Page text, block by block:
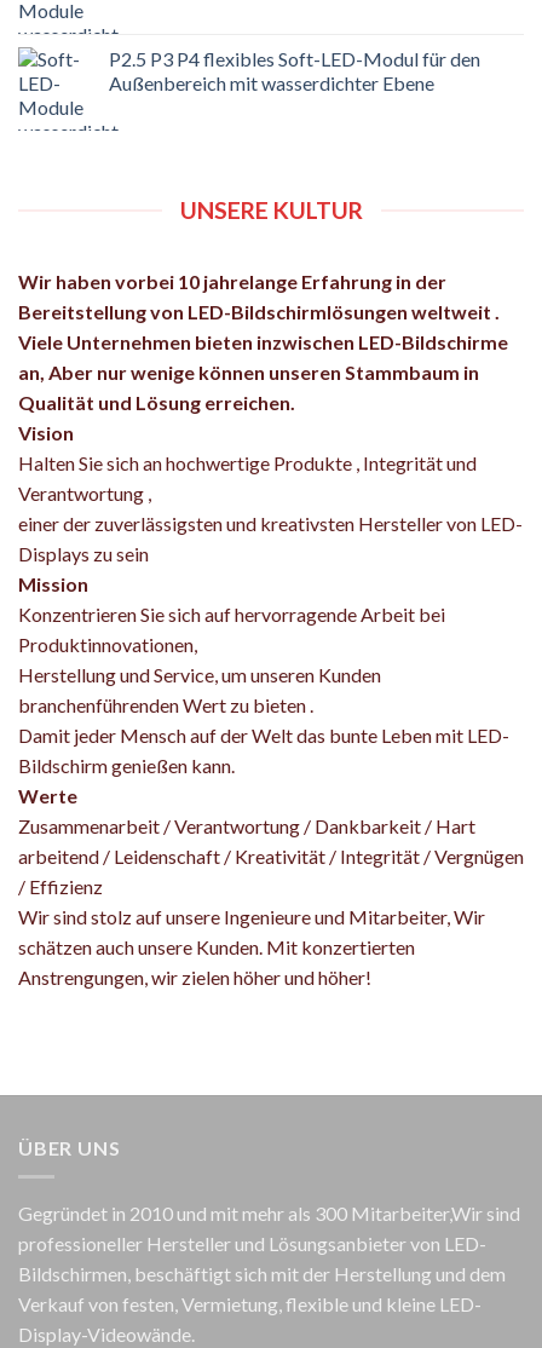
UNSERE KULTUR
Wir haben vorbei 10 jahrelange Erfahrung in der
Bereitstellung von LED-Bildschirmlösungen weltweit .
Viele Unternehmen bieten inzwischen LED-Bildschirme
an, Aber nur wenige können unseren Stammbaum in
Qualität und Lösung erreichen.
Vision
Halten Sie sich an hochwertige Produkte , Integrität und
Verantwortung ,
einer der zuverlässigsten und kreativsten Hersteller von LED-
Displays zu sein
Mission
Konzentrieren Sie sich auf hervorragende Arbeit bei
Produktinnovationen,
Herstellung und Service, um unseren Kunden
branchenführenden Wert zu bieten .
Damit jeder Mensch auf der Welt das bunte Leben mit LED-
Bildschirm genießen kann.
Werte
Zusammenarbeit / Verantwortung / Dankbarkeit / Hart
arbeitend / Leidenschaft / Kreativität / Integrität / Vergnügen
/ Effizienz
Wir sind stolz auf unsere Ingenieure und Mitarbeiter, Wir
schätzen auch unsere Kunden. Mit konzertierten
Anstrengungen, wir zielen höher und höher!
P2.5 P3 P4 flexibles Soft-LED-Modul für den
Außenbereich mit wasserdichter Ebene
ÜBER UNS
Gegründet in 2010 und mit mehr als 300 Mitarbeiter,Wir sind
professioneller Hersteller und Lösungsanbieter von LED-
Bildschirmen, beschäftigt sich mit der Herstellung und dem
Verkauf von festen, Vermietung, flexible und kleine LED-
Display-Videowände.